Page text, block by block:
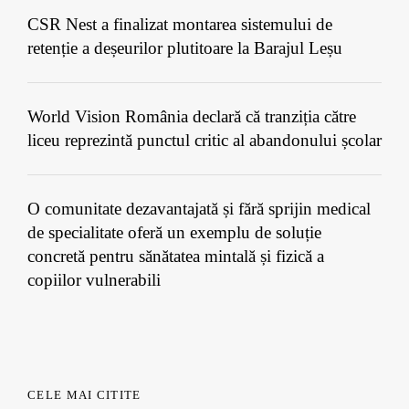
CSR Nest a finalizat montarea sistemului de
retenție a deșeurilor plutitoare la Barajul Leșu
World Vision România declară că tranziția către
liceu reprezintă punctul critic al abandonului școlar
O comunitate dezavantajată și fără sprijin medical
de specialitate oferă un exemplu de soluție
concretă pentru sănătatea mintală și fizică a
copiilor vulnerabili
CELE MAI CITITE